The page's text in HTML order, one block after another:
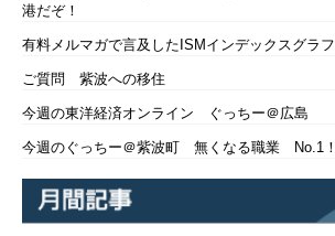
港だぞ！
有料メルマガで言及したISMインデックスグラフ
ご質問 紫波への移住
今週の東洋経済オンライン ぐっちー＠広島
今週のぐっちー＠紫波町 無くなる職業 No.1！